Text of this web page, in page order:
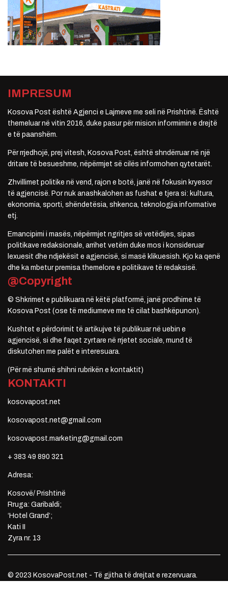
IMPRESUM
Kosova Post është Agjenci e Lajmeve me seli në Prishtinë. Është
themeluar në vitin 2016, duke pasur për mision informimin e drejtë
e të paanshëm.
Për rrjedhojë, prej vitesh, Kosova Post, është shndërruar në një
dritare të besueshme, nëpërmjet së cilës informohen qytetarët.
Zhvillimet politike në vend, rajon e botë, janë në fokusin kryesor
të agjencisë. Por nuk anashkalohen as fushat e tjera si: kultura,
ekonomia, sporti, shëndetësia, shkenca, teknologjia informative
etj.
Emancipimi i masës, nëpërmjet ngritjes së vetëdijes, sipas
politikave redaksionale, arrihet vetëm duke mos i konsideruar
lexuesit dhe ndjekësit e agjencisë, si masë klikuesish. Kjo ka qenë
dhe ka mbetur premisa themelore e politikave të redaksisë.
@Copyright
© Shkrimet e publikuara në këtë platformë, janë prodhime të
Kosova Post (ose të mediumeve me të cilat bashkëpunon).
Kushtet e përdorimit të artikujve të publikuar në uebin e
agjencisë, si dhe faqet zyrtare në rrjetet sociale, mund të
diskutohen me palët e interesuara.
(Për më shumë shihni rubrikën e kontaktit)
KONTAKTI
kosovapost.net
kosovapost.net@gmail.com
kosovapost.marketing@gmail.com
+ 383 49 890 321
Adresa:
Kosovë/ Prishtinë
Rruga: Garibaldi;
‘Hotel Grand’;
Kati II
Zyra nr. 13
© 2023 KosovaPost.net - Të gjitha të drejtat e rezervuara.